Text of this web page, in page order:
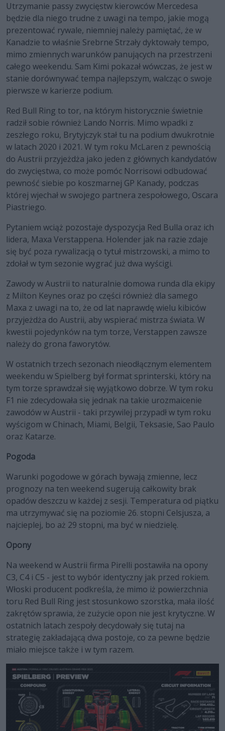
Utrzymanie passy zwycięstw kierowców Mercedesa
będzie dla niego trudne z uwagi na tempo, jakie mogą
prezentować rywale, niemniej należy pamiętać, że w
Kanadzie to właśnie Srebrne Strzały dyktowały tempo,
mimo zmiennych warunków panujących na przestrzeni
całego weekendu. Sam Kimi pokazał wówczas, że jest w
stanie dorównywać tempa najlepszym, walcząc o swoje
pierwsze w karierze podium.
Red Bull Ring to tor, na którym historycznie świetnie
radził sobie również Lando Norris. Mimo wpadki z
zeszłego roku, Brytyjczyk stał tu na podium dwukrotnie
w latach 2020 i 2021. W tym roku McLaren z pewnością
do Austrii przyjeżdża jako jeden z głównych kandydatów
do zwycięstwa, co może pomóc Norrisowi odbudować
pewność siebie po koszmarnej GP Kanady, podczas
której wjechał w swojego partnera zespołowego, Oscara
Piastriego.
Pytaniem wciąż pozostaje dyspozycja Red Bulla oraz ich
lidera, Maxa Verstappena. Holender jak na razie zdaje
się być poza rywalizacją o tytuł mistrzowski, a mimo to
zdołał w tym sezonie wygrać już dwa wyścigi.
Zawody w Austrii to naturalnie domowa runda dla ekipy
z Milton Keynes oraz po części również dla samego
Maxa z uwagi na to, że od lat naprawdę wielu kibiców
przyjeżdża do Austrii, aby wspierać mistrza świata. W
kwestii pojedynków na tym torze, Verstappen zawsze
należy do grona faworytów.
W ostatnich trzech sezonach nieodłącznym elementem
weekendu w Spielberg był format sprinterski, który na
tym torze sprawdzał się wyjątkowo dobrze. W tym roku
F1 nie zdecydowała się jednak na takie urozmaicenie
zawodów w Austrii - taki przywilej przypadł w tym roku
wyścigom w Chinach, Miami, Belgii, Teksasie, Sao Paulo
oraz Katarze.
Pogoda
Warunki pogodowe w górach bywają zmienne, lecz
prognozy na ten weekend sugerują całkowity brak
opadów deszczu w każdej z sesji. Temperatura od piątku
ma utrzymywać się na poziomie 26. stopni Celsjusza, a
najcieplej, bo aż 29 stopni, ma być w niedzielę.
Opony
Na weekend w Austrii firma Pirelli postawiła na opony
C3, C4 i C5 - jest to wybór identyczny jak przed rokiem.
Włoski producent podkreśla, że mimo iż powierzchnia
toru Red Bull Ring jest stosunkowo szorstka, mała ilość
zakrętów sprawia, że zużycie opon nie jest krytyczne. W
ostatnich latach zespoły decydowały się tutaj na
strategię zakładającą dwa postoje, co za pewne będzie
miało miejsce także i w tym razem.